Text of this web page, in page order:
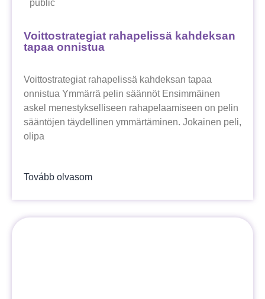
public
Voittostrategiat rahapelissä kahdeksan
tapaa onnistua
Voittostrategiat rahapelissä kahdeksan tapaa
onnistua Ymmärrä pelin säännöt Ensimmäinen
askel menestykselliseen rahapelaamiseen on pelin
sääntöjen täydellinen ymmärtäminen. Jokainen peli,
olipa
Tovább olvasom